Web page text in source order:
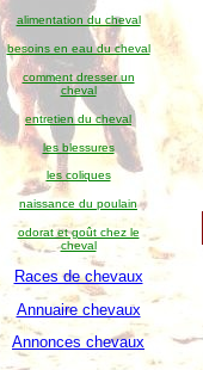
alimentation du cheval
besoins en eau du cheval
comment dresser un
cheval
entretien du cheval
les blessures
les coliques
naissance du poulain
odorat et goût chez le
cheval
Races de chevaux
Annuaire chevaux
Annonces chevaux